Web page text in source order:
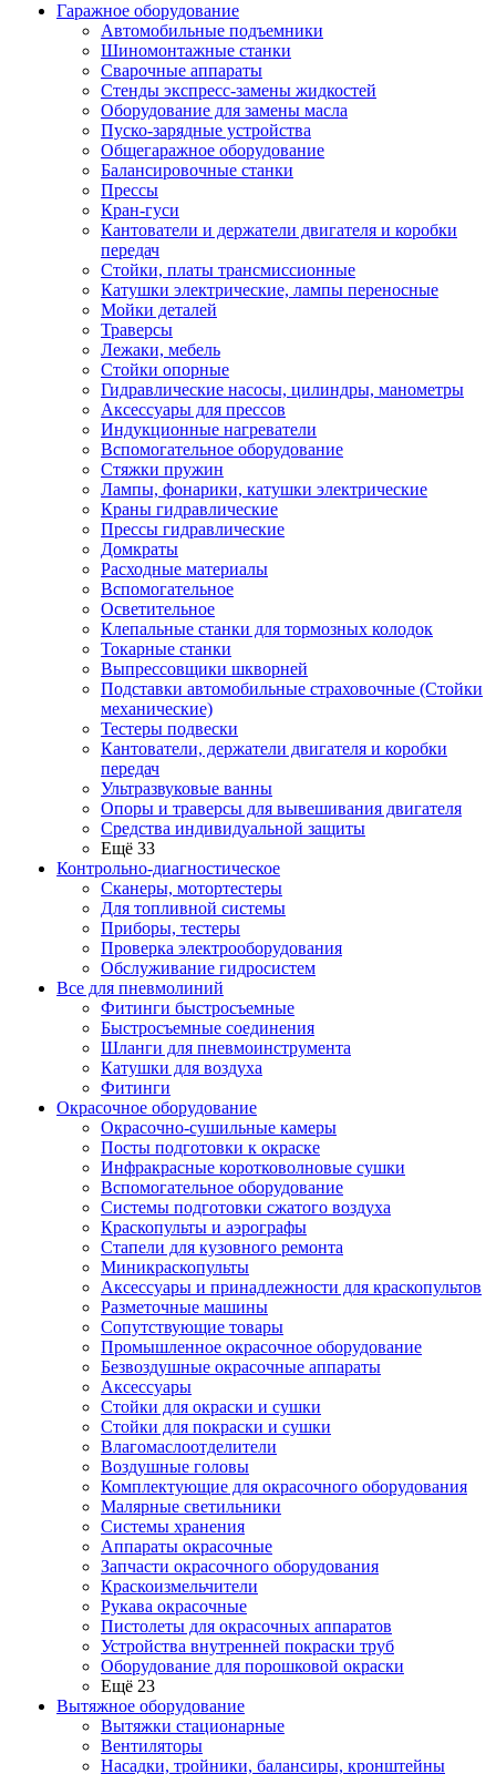
Гаражное оборудование
Автомобильные подъемники
Шиномонтажные станки
Сварочные аппараты
Стенды экспресс-замены жидкостей
Оборудование для замены масла
Пуско-зарядные устройства
Общегаражное оборудование
Балансировочные станки
Прессы
Кран-гуси
Кантователи и держатели двигателя и коробки
передач
Стойки, платы трансмиссионные
Катушки электрические, лампы переносные
Мойки деталей
Траверсы
Лежаки, мебель
Стойки опорные
Гидравлические насосы, цилиндры, манометры
Аксессуары для прессов
Индукционные нагреватели
Вспомогательное оборудование
Стяжки пружин
Лампы, фонарики, катушки электрические
Краны гидравлические
Прессы гидравлические
Домкраты
Расходные материалы
Вспомогательное
Осветительное
Клепальные станки для тормозных колодок
Токарные станки
Выпрессовщики шкворней
Подставки автомобильные страховочные (Стойки
механические)
Тестеры подвески
Кантователи, держатели двигателя и коробки
передач
Ультразвуковые ванны
Опоры и траверсы для вывешивания двигателя
Средства индивидуальной защиты
Ещё 33
Контрольно-диагностическое
Сканеры, мотортестеры
Для топливной системы
Приборы, тестеры
Проверка электрооборудования
Обслуживание гидросистем
Все для пневмолиний
Фитинги быстросъемные
Быстросъемные соединения
Шланги для пневмоинструмента
Катушки для воздуха
Фитинги
Окрасочное оборудование
Окрасочно-сушильные камеры
Посты подготовки к окраске
Инфракрасные коротковолновые сушки
Вспомогательное оборудование
Системы подготовки сжатого воздуха
Краскопульты и аэрографы
Стапели для кузовного ремонта
Миникраскопульты
Аксессуары и принадлежности для краскопультов
Разметочные машины
Сопутствующие товары
Промышленное окрасочное оборудование
Безвоздушные окрасочные аппараты
Аксессуары
Стойки для окраски и сушки
Стойки для покраски и сушки
Влагомаслоотделители
Воздушные головы
Комплектующие для окрасочного оборудования
Малярные светильники
Системы хранения
Аппараты окрасочные
Запчасти окрасочного оборудования
Краскоизмельчители
Рукава окрасочные
Пистолеты для окрасочных аппаратов
Устройства внутренней покраски труб
Оборудование для порошковой окраски
Ещё 23
Вытяжное оборудование
Вытяжки стационарные
Вентиляторы
Насадки, тройники, балансиры, кронштейны